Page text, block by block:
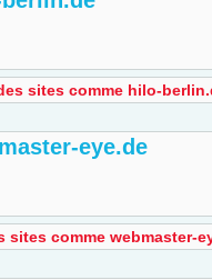
sites comme hilo-
eye.de
sites comme webmaster-